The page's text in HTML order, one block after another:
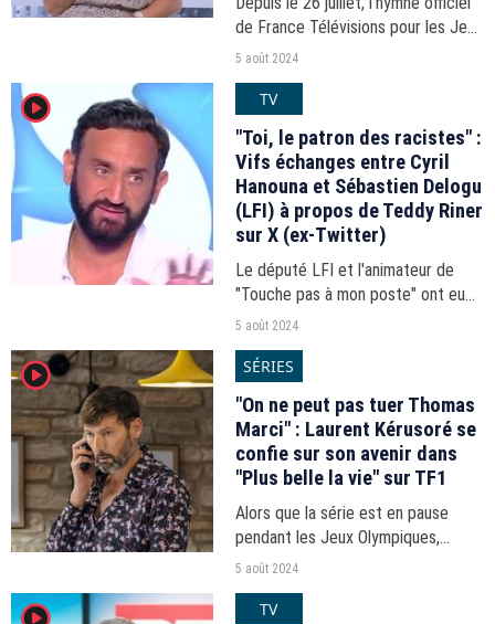
de France Télévisions pour les Jeux
olympiques de Paris 2024 habille
France 2, France 3 et France 5.
5 août 2024
player2 TV
"Toi, le patron des racistes" :
Vifs échanges entre Cyril
Hanouna et Sébastien Delogu
(LFI) à propos de Teddy Riner
sur X (ex-Twitter)
Le député LFI et l'animateur de
"Touche pas à mon poste" ont eu
un vif échange sur le réseau social
Français aux Jeux Olympiques de
Paris.
5 août 2024
player2 SÉRIES
"On ne peut pas tuer Thomas
Marci" : Laurent Kérusoré se
confie sur son avenir dans
"Plus belle la vie" sur TF1
Alors que la série est en pause
pendant les Jeux Olympiques,
Laurent Kérusoré, qui interprète
vie", donne quelques indices sur
5 août 2024
TV